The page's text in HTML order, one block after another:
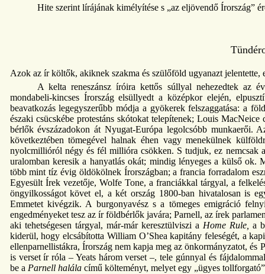
Hite szerint lírájának kimélyítése s „az eljövendő Írország”
Azok az ír költők, akiknek szakma és szülőföld ugyanazt
A kelta reneszánsz íróira kettős súllyal nehezedtek az
mondabeli-kincses Írország elsüllyedt a középkor elején,
beavatkozás legegyszerűbb módja a gyökerek felszaggatása: a
északi csücskébe protestáns skótokat telepítenek; Louis
bérlők évszázadokon át Nyugat-Európa legolcsóbb munkaerői.
következtében tömegével halnak éhen vagy menekülnek
nyolcmillióról négy és fél millióra csökken. S tudjuk, ez nemcsak
uralomban keresik a hanyatlás okát; mindig lényeges a külső
több mint tíz évig öldökölnek Írországban; a francia forradalom
Egyesült Írek vezetője, Wolfe Tone, a franciákkal tárgyal, a
öngyilkosságot követ el, a két ország 1800-ban hivatalosan is
Emmetet kivégzik. A burgonyavész s a tömeges emigráció
engedményeket tesz az ír földbérlők javára; Parnell, az írek
aki tehetségesen tárgyal, már-már keresztülviszi a Home Rule, a
kiderül, hogy elcsábította William O’Shea kapitány feleségét, a
ellenparnellistákra, Írország nem kapja meg az önkormányzatot,
is verset ír róla – Yeats három verset –, tele gúnnyal és
be a Parnell halálacímű költeményt, melyet egy „ügyes tollforgató”